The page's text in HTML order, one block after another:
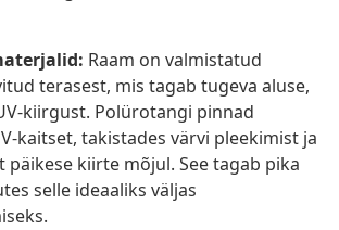
Raam on valmistatud
terasest, mis tagab tugeva aluse,
kiirgust. Polürotangi pinnad
kaitset, takistades värvi pleekimist ja
päikese kiirte mõjul. See tagab pika
selle ideaaliks väljas